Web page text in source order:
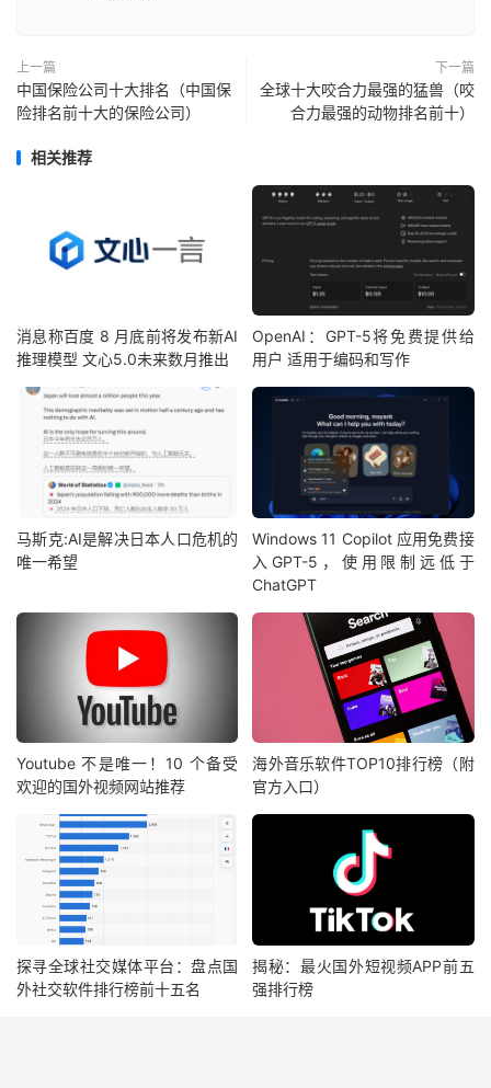
上一篇
中国保险公司十大排名（中国保
险排名前十大的保险公司）
下一篇
全球十大咬合力最强的猛兽（咬
合力最强的动物排名前十）
相关推荐
消息称百度 8 月底前将发布新AI
推理模型 文心5.0未来数月推出
OpenAI：GPT-5将免费提供给
用户 适用于编码和写作
马斯克:AI是解决日本人口危机的
唯一希望
Windows 11 Copilot 应用免费接
入GPT-5，使用限制远低于
ChatGPT
Youtube 不是唯一！10 个备受
欢迎的国外视频网站推荐
海外音乐软件TOP10排行榜（附
官方入口）
探寻全球社交媒体平台：盘点国
外社交软件排行榜前十五名
揭秘：最火国外短视频APP前五
强排行榜